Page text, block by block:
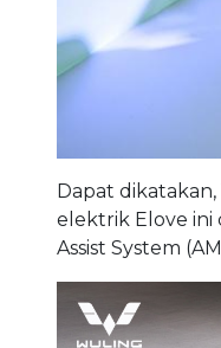
Dapat dikatakan,
elektrik Elove ini
Assist System